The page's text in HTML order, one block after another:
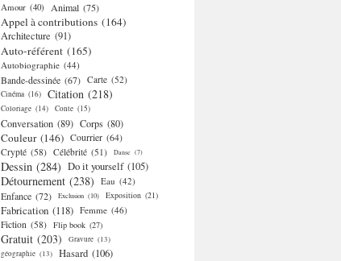
Amour (40) Animal (75)
Appel à contributions (164)
Architecture (91)
Auto-référent (165)
Autobiographie (44)
Bande-dessinée (67) Carte (52)
Cinéma (16) Citation (218)
Coloriage (14) Conte (15)
Conversation (89) Corps (80)
Couleur (146) Courrier (64)
Crypté (58) Célébrité (51) Danse (7)
Dessin (284) Do it yourself (105)
Détournement (238) Eau (42)
Enfance (72) Exclusion (10) Exposition (21)
Fabrication (118) Femme (46)
Fiction (58) Flip book (27)
Gratuit (203) Gravure (13)
géographie (13) Hasard (106)